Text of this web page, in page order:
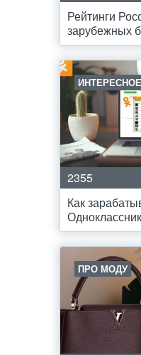
Рейтинги
зарубежных
ИНТЕРЕСНОЕ
2355
Как
ПРО МОДУ